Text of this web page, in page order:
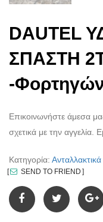
DAUTEL
ΣΠΑΣΤΗ
-
Επικοινωνήστε άμεσα
σχετικά με την αγγελία.
Κατηγορία:
SEND TO FRIEND